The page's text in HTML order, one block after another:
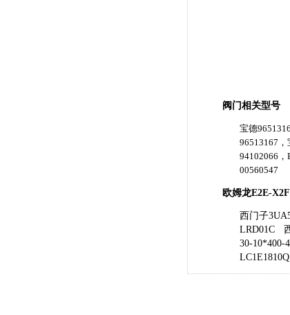
阀门相关型号
宝德
96513167，
94102066，
00560547
欧姆龙E2E-
西门子
LRD01C
30-10*400-